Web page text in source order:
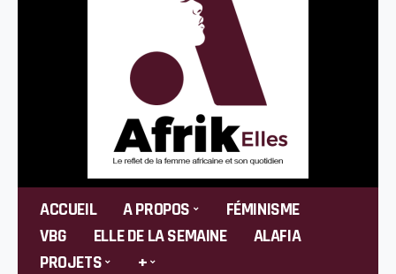
ACCUEIL A PROPOS
FÉMINISME
VBG
ELLE DE LA SEMAINE
ALAFIA
PROJETS
+